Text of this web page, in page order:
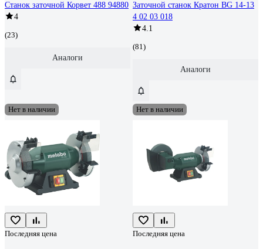
Станок заточной Корвет 488 94880
4
(23)
Аналоги
Заточной станок Кратон BG 14-13
4 02 03 018
4.1
(81)
Аналоги
Нет в наличии
Последняя цена
Нет в наличии
Последняя цена